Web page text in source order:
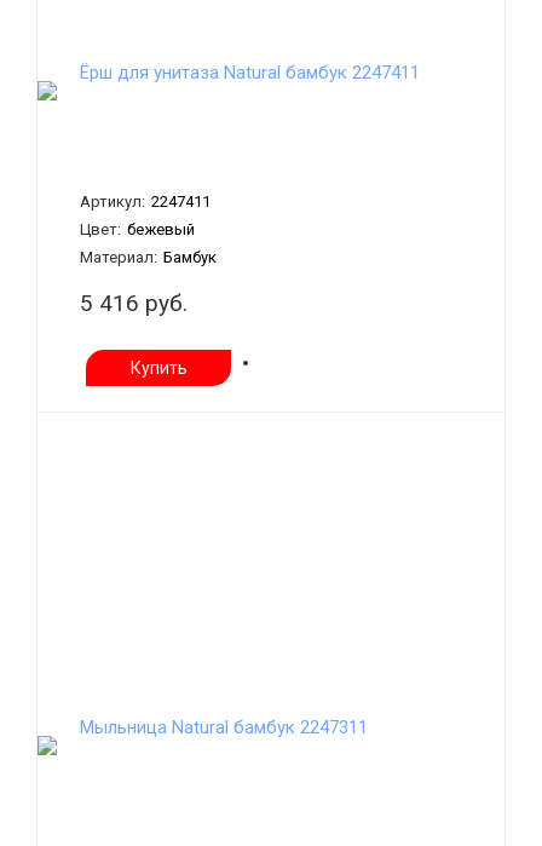
Ёрш для унитаза Natural бамбук 2247411
Артикул: 2247411
Цвет: бежевый
Материал: Бамбук
5 416 руб.
Купить
Мыльница Natural бамбук 2247311